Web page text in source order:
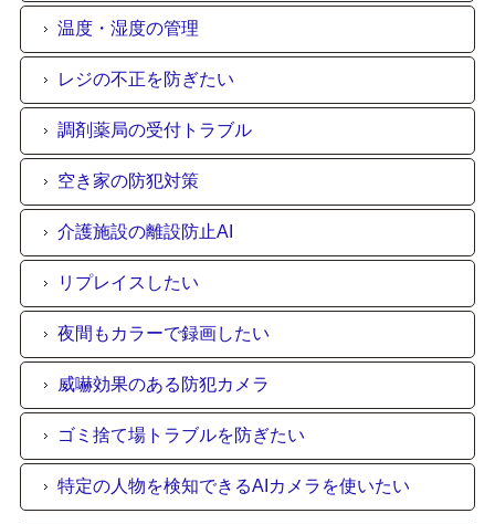
温度・湿度の管理
レジの不正を防ぎたい
調剤薬局の受付トラブル
空き家の防犯対策
介護施設の離設防止AI
リプレイスしたい
夜間もカラーで録画したい
威嚇効果のある防犯カメラ
ゴミ捨て場トラブルを防ぎたい
特定の人物を検知できるAIカメラを使いたい